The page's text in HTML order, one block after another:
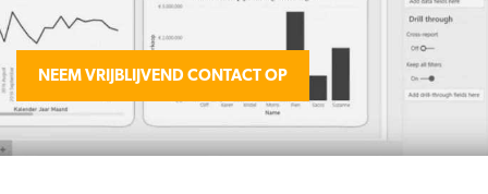
NEEM VRIJBLIJVEND CONTACT OP